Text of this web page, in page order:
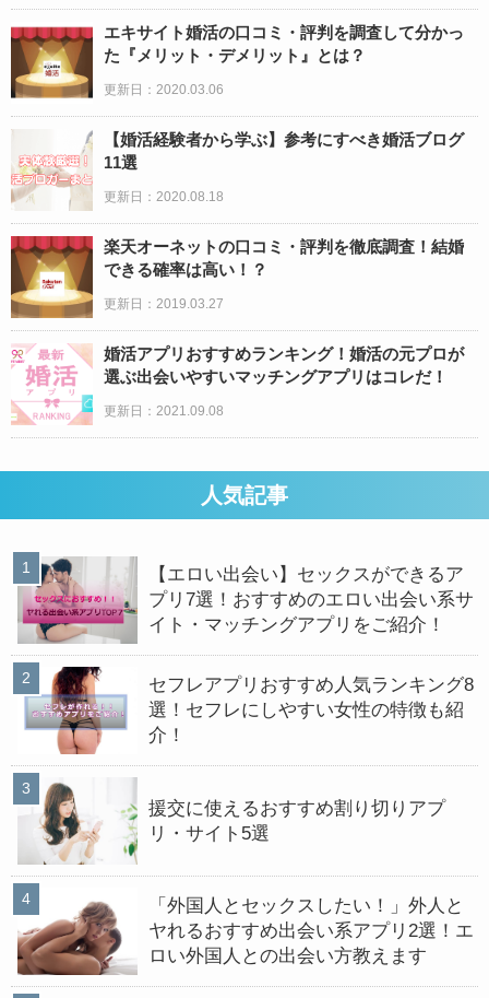
エキサイト婚活の口コミ・評判を調査して分かっ
た『メリット・デメリット』とは？
更新日：2020.03.06
【婚活経験者から学ぶ】参考にすべき婚活ブログ
11選
更新日：2020.08.18
楽天オーネットの口コミ・評判を徹底調査！結婚
できる確率は高い！？
更新日： 2019.03.27
婚活アプリおすすめランキング！婚活の元プロが
選ぶ出会いやすいマッチングアプリはコレだ！
更新日：2021.09.08
人気記事
【エロい出会い】セックスができるア
プリ7選！おすすめのエロい出会い系サ
イト・マッチングアプリをご紹介！
セフレアプリおすすめ人気ランキング8
選！セフレにしやすい女性の特徴も紹
介！
援交に使えるおすすめ割り切りアプ
リ・サイト5選
「外国人とセックスしたい！」外人と
ヤれるおすすめ出会い系アプリ2選！エ
ロい外国人との出会い方教えます